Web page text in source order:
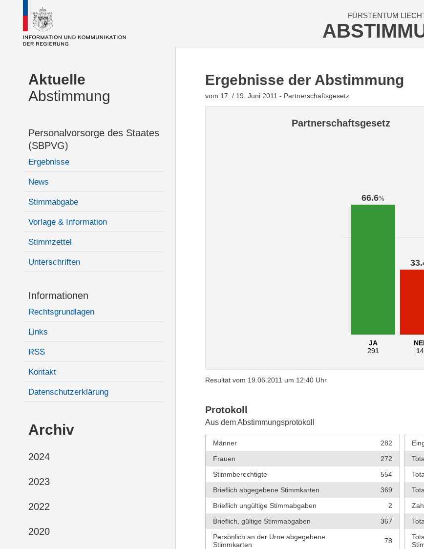
FÜRSTENTUM
Aktuelle
Abstimmung
Personalvorsorge des Staates
(SBPVG)
Ergebnisse
News
Stimmabgabe
Vorlage & Information
Stimmzettel
Unterschriften
Informationen
Rechtsgrundlagen
Links
RSS
Kontakt
Datenschutzerklärung
Archiv
2024
2023
2022
2020
Ergebnisse der Abstimmung
vom 17. / 19. Juni 2011 - Partnerschaftsgesetz
Partnerschaftsgesetz
66.6%
JA
291
Resultat vom 19.06.2011 um 12:40 Uhr
Protokoll
Aus dem Abstimmungsprotokoll
Männer
282
Frauen
272
Stimmberechtigte
554
Brieflich abgegebene Stimmkarten
369
Brieflich ungültige Stimmabgaben
2
Brieflich, gültige Stimmabgaben
367
Persönlich an der Urne abgegebene
Stimmkarten
78